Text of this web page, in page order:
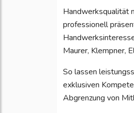
Handwerksqualität
professionell
Maurer, Klempner,
So lassen
exklusiven
Abgrenzung von